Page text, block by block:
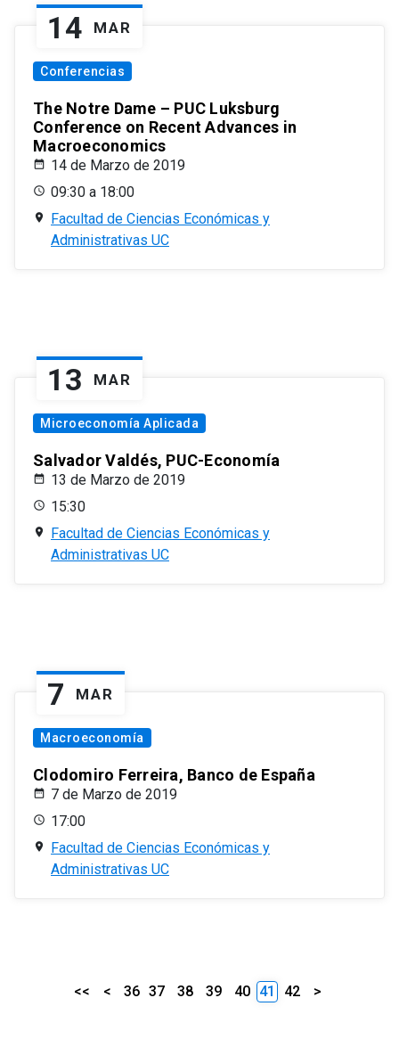
14 MAR
Conferencias
The Notre Dame – PUC Luksburg
Conference on Recent Advances in
Macroeconomics
14 de Marzo de 2019
09:30 a 18:00
Facultad de Ciencias Económicas y
Administrativas UC
13 MAR
Microeconomía Aplicada
Salvador Valdés, PUC-Economía
13 de Marzo de 2019
15:30
Facultad de Ciencias Económicas y
Administrativas UC
7 MAR
Macroeconomía
Clodomiro Ferreira, Banco de España
7 de Marzo de 2019
17:00
Facultad de Ciencias Económicas y
Administrativas UC
<< < 36 37 38 39 40 41 42 >